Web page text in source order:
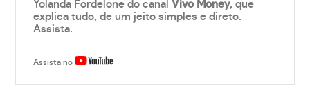
Yolanda Fordelone do canalVivo Money, que
explica tudo, de um jeito simples e direto.
Assista.
Assista no